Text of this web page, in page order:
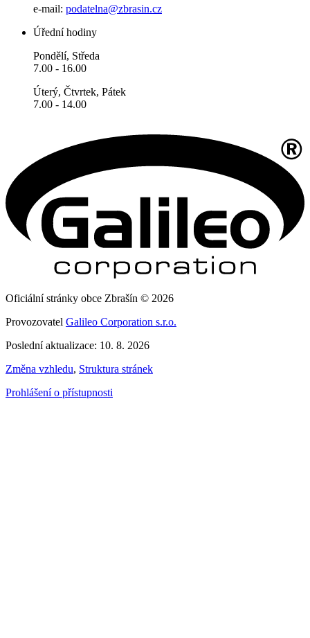
e-mail: podatelna@zbrasin.cz
Úřední hodiny
Pondělí, Středa
7.00 - 16.00
Úterý, Čtvrtek, Pátek
7.00 - 14.00
Oficiální stránky obce Zbrašín © 2026
Provozovatel Galileo Corporation s.r.o.
Poslední aktualizace: 10. 8. 2026
Změna vzhledu, Struktura stránek
Prohlášení o přístupnosti